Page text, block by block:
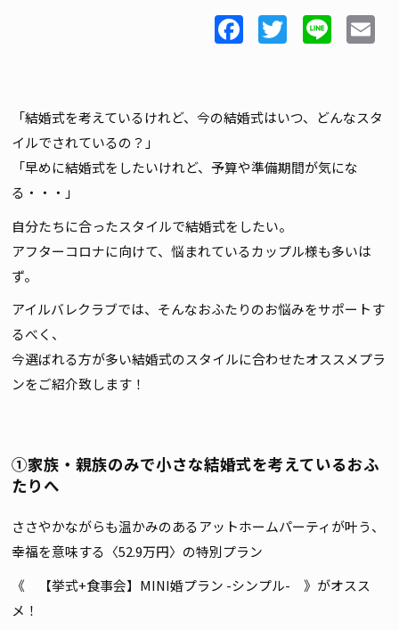
Facebook
Twitter
Line
「結婚式を考えているけれど、今の結婚式はいつ、どんなスタ
イルでされているの？」
「早めに結婚式をしたいけれど、予算や準備期間が気にな
る・・・」
自分たちに合ったスタイルで結婚式をしたい。
アフターコロナに向けて、悩まれているカップル様も多いは
ず。
アイルバレクラブでは、そんなおふたりのお悩みをサポートす
るべく、
今選ばれる方が多い結婚式のスタイルに合わせたオススメプラ
ンをご紹介致します！
①家族・親族のみで小さな結婚式を考えているおふ
たりへ
ささやかながらも温かみのあるアットホームパーティが叶う、
幸福を意味する〈52.9万円〉の特別プラン
《 【挙式+食事会】MINI婚プラン -シンプル- 》がオスス
メ！